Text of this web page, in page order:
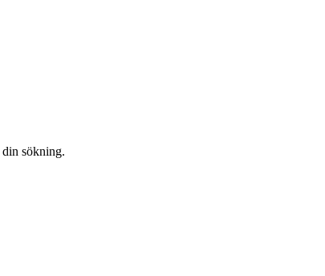
sökning.